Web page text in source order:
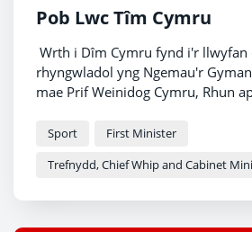
Pob Lwc Tîm Cymru
Wrth i Dîm Cymru fynd i'r llwyfan
rhyngwladol yng Ngemau'r
mae Prif Weinidog Cymru, Rhun
Heledd Fychan, yn dymuno 'Pob
Sport
First Minister